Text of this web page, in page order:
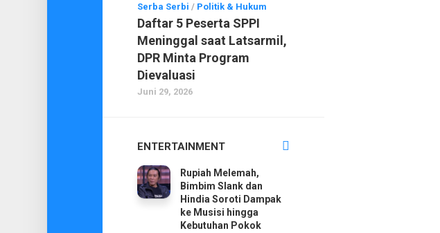
Serba Serbi / Politik & Hukum
Daftar 5 Peserta SPPI
Meninggal saat Latsarmil,
DPR Minta Program
Dievaluasi
Juni 29, 2026
ENTERTAINMENT
Rupiah Melemah,
Bimbim Slank dan
Hindia Soroti Dampak
ke Musisi hingga
Kebutuhan Pokok